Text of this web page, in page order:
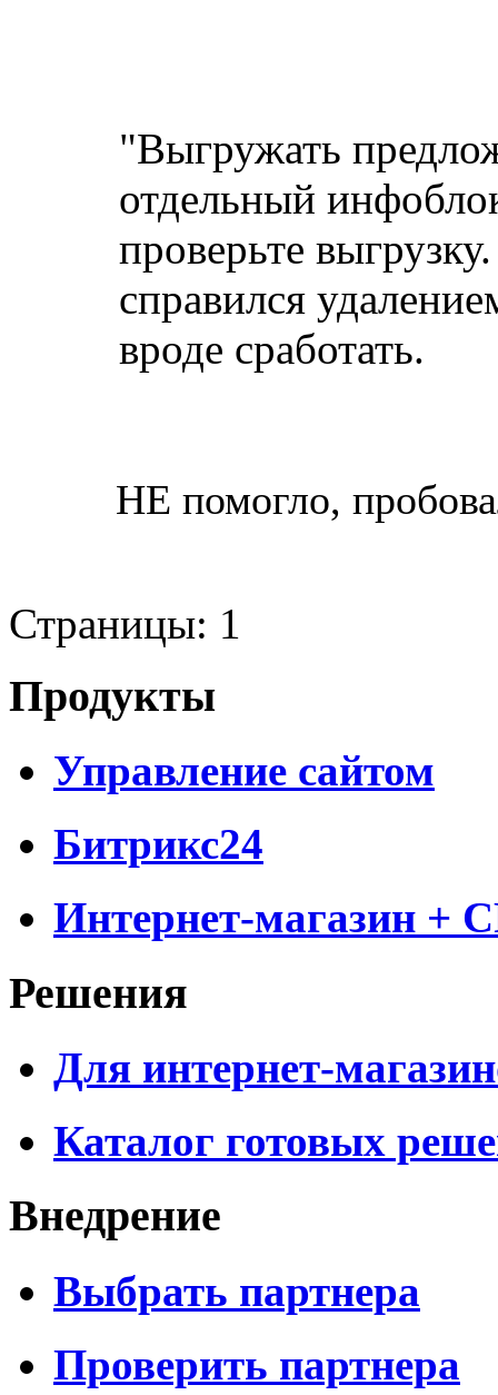
"Выгружать
отдельный
проверьте
справился
вроде сработать.
НЕ помогло,
Страницы: 1
Продукты
Управление сайтом
Битрикс24
Интернет-магазин +
Решения
Для интернет-
Каталог готовых
Внедрение
Выбрать партнера
Проверить партнера